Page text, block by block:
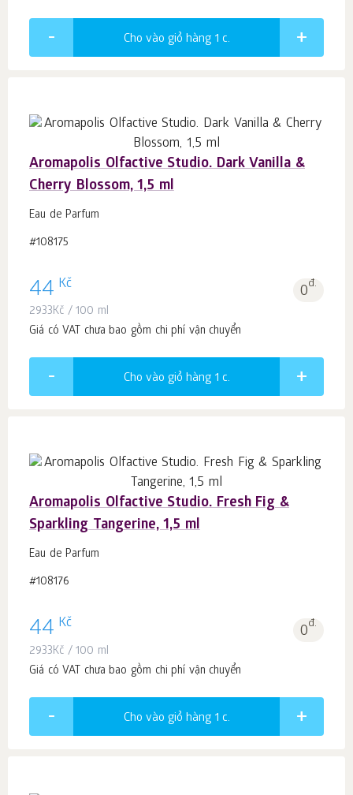
Cho vào giỏ hàng 1 c.
Aromapolis Olfactive Studio. Dark Vanilla &
Cherry Blossom, 1,5 ml
Eau de Parfum
#108175
44 Kč 0đ.
2933Kč / 100 ml
Giá có VAT chưa bao gồm chi phí vận chuyển
Cho vào giỏ hàng 1 c.
Aromapolis Olfactive Studio. Fresh Fig &
Sparkling Tangerine, 1,5 ml
Eau de Parfum
#108176
44 Kč 0đ.
2933Kč / 100 ml
Giá có VAT chưa bao gồm chi phí vận chuyển
Cho vào giỏ hàng 1 c.